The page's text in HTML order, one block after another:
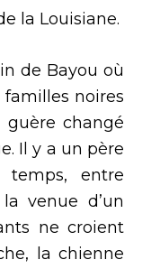
la Louisiane.
de Bayou où
noires
guère changé
Il y a un père
entre
venue d’un
ne croient
la chienne